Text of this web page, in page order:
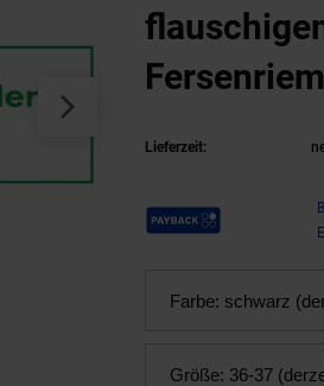
Lieferzeit:
Payback Punkte
Farbe: schwarz
Größe: 36-37